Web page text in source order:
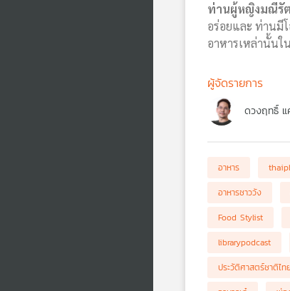
ท่านผู้หญิงมณีรั
อร่อยและ ท่านมี
อาหารเหล่านั้นใ
ผู้จัดรายการ
ดวงฤทธิ์
อาหาร
อาหารชาววัง
Food Stylist
librarypodcast
ประวัติศาสตร์ชาติไท